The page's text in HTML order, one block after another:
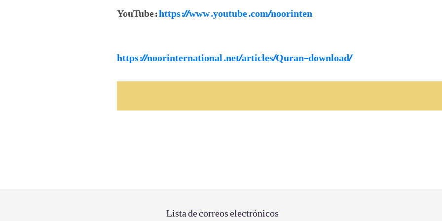
YouTube:https://www.youtube.com/noorinten
https://noorinternational.net/articles/Quran-download/
Lista de correos electrónicos